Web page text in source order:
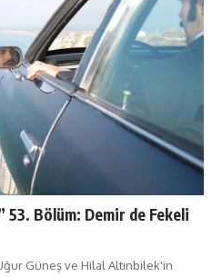
53. Bölüm: Demir de Fekeli
Güneş ve Hilal Altınbilek'in